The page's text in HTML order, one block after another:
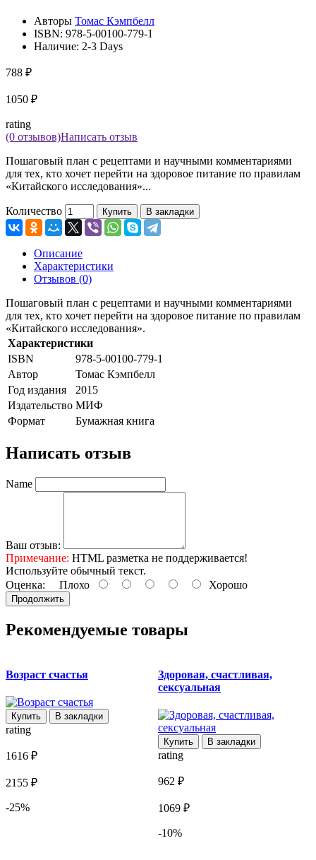
Авторы Томас Кэмпбелл
ISBN: 978-5-00100-779-1
Наличие: 2-3 Days
788 ₽
1050 ₽
rating
(0 отзывов)Написать отзыв
Пошаговый план с рецептами и научными комментариями
для тех, кто хочет перейти на здоровое питание по правилам
«Китайского исследования»...
Количество Купить В закладки
Описание
Характеристики
Отзывов (0)
Пошаговый план с рецептами и научными комментариями
для тех, кто хочет перейти на здоровое питание по правилам
«Китайского исследования».
Характеристики
ISBN
978-5-00100-779-1
Автор
Томас Кэмпбелл
Год издания
2015
Издательство МИФ
Формат
Бумажная книга
Написать отзыв
Name
Ваш отзыв:
Примечание: HTML разметка не поддерживается!
Используйте обычный текст.
Оценка: Плохо Хорошо
Продолжить
Рекомендуемые товары
Возраст счастья
Купить В закладки
rating
1616 ₽
2155 ₽
-25%
Здоровая, счастливая,
сексуальная
Купить В закладки
rating
962 ₽
1069 ₽
-10%